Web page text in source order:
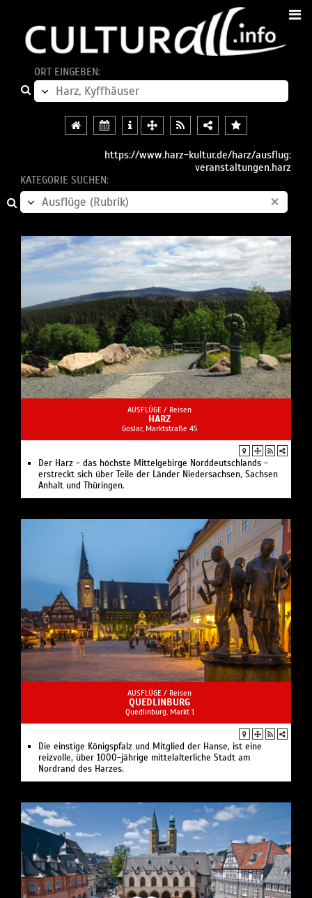
ORT EINGEBEN:
https://www.harz-kultur.de/harz/ausflug:
veranstaltungen.harz
KATEGORIE SUCHEN:
×
AUSFLÜGE / Reisen
HARZ
Goslar, Marktstraße 45
Der Harz - das höchste Mittelgebirge Norddeutschlands -
erstreckt sich über Teile der Länder Niedersachsen, Sachsen
Anhalt und Thüringen.
AUSFLÜGE / Reisen
QUEDLINBURG
Quedlinburg, Markt 1
Die einstige Königspfalz und Mitglied der Hanse, ist eine
reizvolle, über 1000-jährige mittelalterliche Stadt am
Nordrand des Harzes.